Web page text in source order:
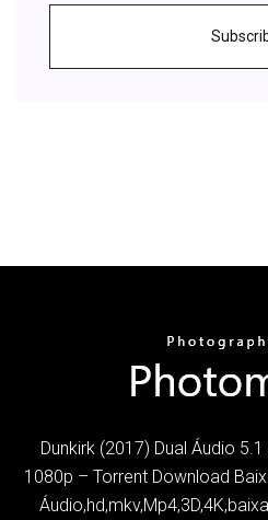
Dunkirk (2017) Dual Áudio
1080p – Torrent Download